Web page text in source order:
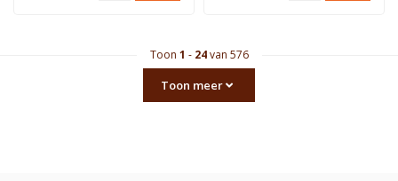
Toon 1 - 24van 576
Toon meer